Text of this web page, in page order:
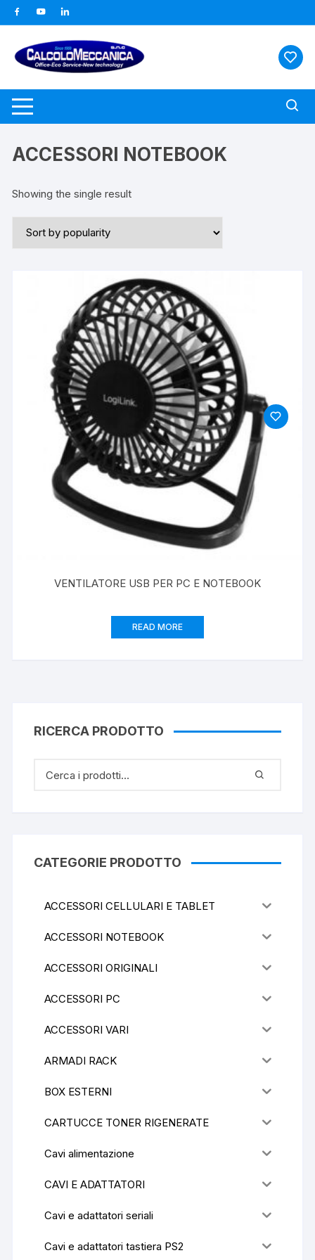
al
contenuto
ACCESSORI NOTEBOOK
Showing the single result
VENTILATORE USB PER PC E NOTEBOOK
READ MORE
RICERCA PRODOTTO
CATEGORIE PRODOTTO
ACCESSORI CELLULARI E TABLET
ACCESSORI NOTEBOOK
ACCESSORI ORIGINALI
ACCESSORI PC
ACCESSORI VARI
ARMADI RACK
BOX ESTERNI
CARTUCCE TONER RIGENERATE
Cavi alimentazione
CAVI E ADATTATORI
Cavi e adattatori seriali
Cavi e adattatori tastiera PS2